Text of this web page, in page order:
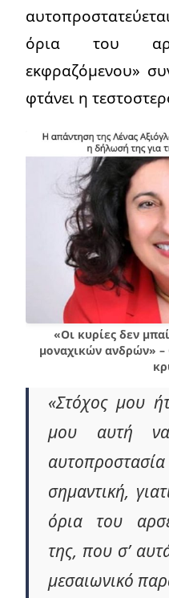
όρια του
εκφραζόμενου»
φτάνει η
«Οι κυρίες δεν
μοναχικών ανδρών» –
«Στόχος μου
μου αυτή
αυτοπροστασία
σημαντική,
όρια του
της, που σ’
μεσαιωνικό